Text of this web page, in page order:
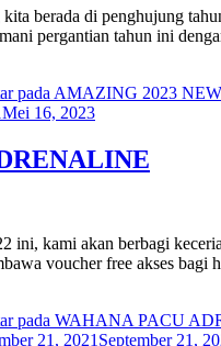
berada di penghujung
pergantian tahun ini
pada AMAZING 2023
Mei 16, 2023
ini, kami akan berbagi
voucher free akses
pada WAHANA PACU
21, 2021 September 21,